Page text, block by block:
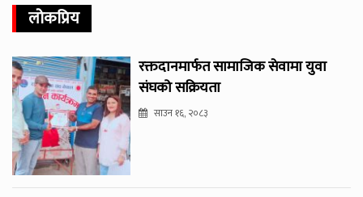
लोकप्रिय
रक्तदानमार्फत सामाजिक सेवामा युवा
संघको सक्रियता
साउन १६, २०८३